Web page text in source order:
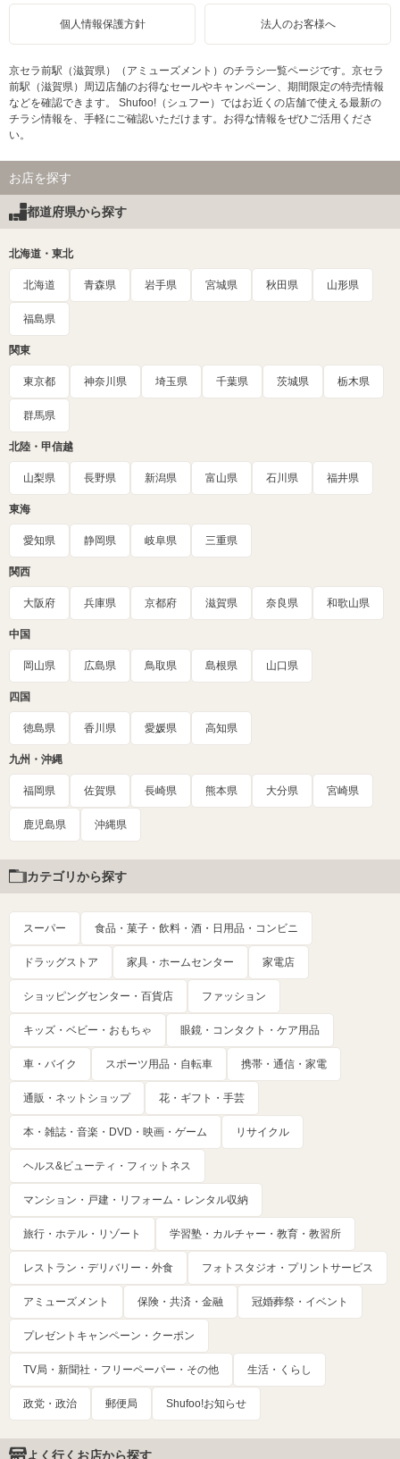
個人情報保護方針 法人のお客様へ
京セラ前駅（滋賀県）（アミューズメント）のチラシ一覧ページです。京セラ
前駅（滋賀県）周辺店舗のお得なセールやキャンペーン、期間限定の特売情報
などを確認できます。 Shufoo!（シュフー）ではお近くの店舗で使える最新の
チラシ情報を、手軽にご確認いただけます。お得な情報をぜひご活用くださ
い。
お店を探す
都道府県から探す
北海道・東北
北海道 青森県 岩手県 宮城県 秋田県 山形県
福島県
関東
東京都 神奈川県 埼玉県 千葉県 茨城県 栃木県
群馬県
北陸・甲信越
山梨県 長野県 新潟県 富山県 石川県 福井県
東海
愛知県 静岡県 岐阜県 三重県
関西
大阪府 兵庫県 京都府 滋賀県 奈良県 和歌山県
中国
岡山県 広島県 鳥取県 島根県 山口県
四国
徳島県 香川県 愛媛県 高知県
九州・沖縄
福岡県 佐賀県 長崎県 熊本県 大分県 宮崎県
鹿児島県 沖縄県
カテゴリから探す
スーパー 食品・菓子・飲料・酒・日用品・コンビニ
ドラッグストア 家具・ホームセンター 家電店
ショッピングセンター・百貨店 ファッション
キッズ・ベビー・おもちゃ 眼鏡・コンタクト・ケア用品
車・バイク スポーツ用品・自転車 携帯・通信・家電
通販・ネットショップ 花・ギフト・手芸
本・雑誌・音楽・DVD・映画・ゲーム リサイクル
ヘルス&ビューティ・フィットネス
マンション・戸建・リフォーム・レンタル収納
旅行・ホテル・リゾート 学習塾・カルチャー・教育・教習所
レストラン・デリバリー・外食 フォトスタジオ・プリントサービス
アミューズメント 保険・共済・金融 冠婚葬祭・イベント
プレゼントキャンペーン・クーポン
TV局・新聞社・フリーペーパー・その他 生活・くらし
政党・政治 郵便局 Shufoo!お知らせ
よく行くお店から探す